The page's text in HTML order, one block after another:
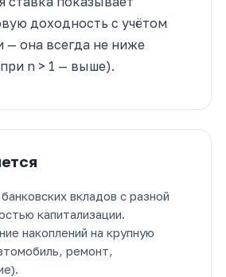
доходность с учётом
— она всегда не ниже
n > 1 — выше).
вкладов с разной
капитализации.
накоплений на крупную
ремонт,